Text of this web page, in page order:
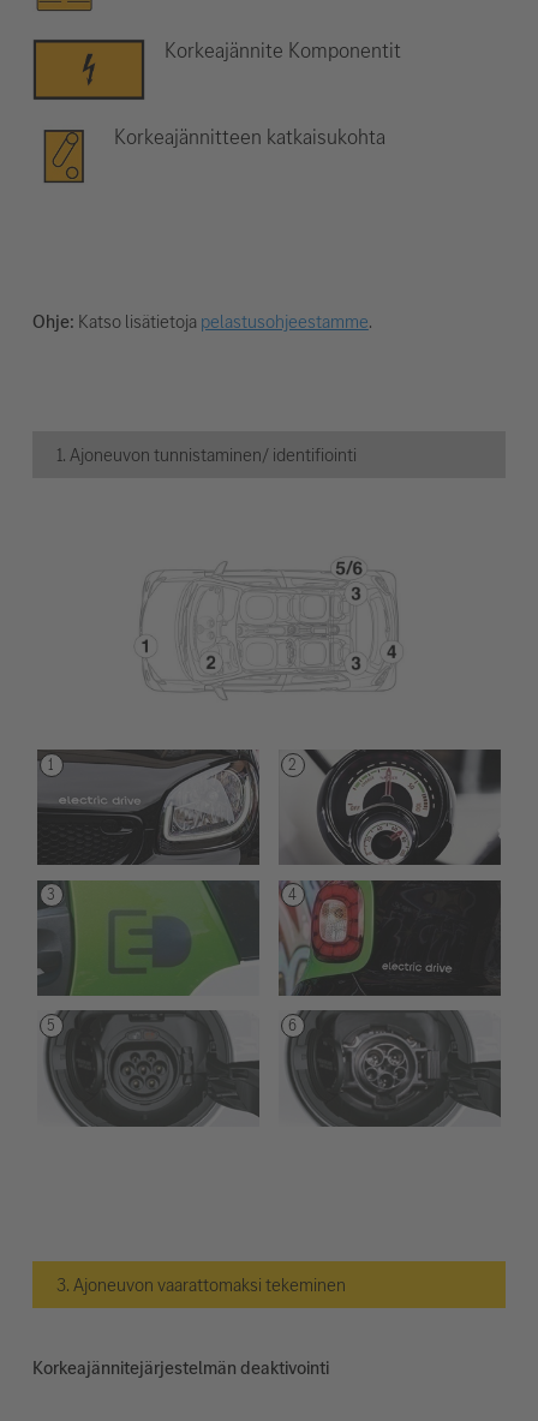
Korkeajännite Komponentit
Korkeajännitteen katkaisukohta
Ohje: Katso lisätietojapelastusohjeestamme.
1. Ajoneuvon tunnistaminen/ identifiointi
3. Ajoneuvon vaarattomaksi tekeminen
Korkeajännitejärjestelmän deaktivointi